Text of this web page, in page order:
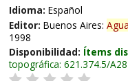
Idioma: Español
Editor: Buenos Aires: Agua
1998
Disponibilidad: Ítems
topográfica: 621.374.5/